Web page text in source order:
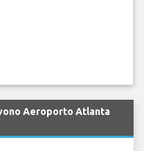
Aeroporto Atlanta